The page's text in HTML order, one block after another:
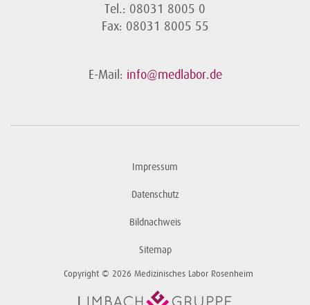
Tel.: 08031 8005 0
Fax: 08031 8005 55
E-Mail: info@medlabor.de
Impressum
Datenschutz
Bildnachweis
Sitemap
Copyright © 2026 Medizinisches Labor Rosenheim